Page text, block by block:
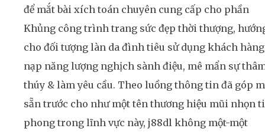
để mắt bài xích toán chuyên cung cấp cho phần
Khủng công trình trang sức đẹp thời thượng,
cho đối tượng làn da đình tiêu sử dụng khách hàng
nạp năng lượng nghịch sành điệu, mê mẩn sự
thúy & làm yêu cầu. Theo luồng thông tin đã góp
sẵn trước cho như một tên thương hiệu mũi nhọn
phong trong lĩnh vực này, j88dl không một-một